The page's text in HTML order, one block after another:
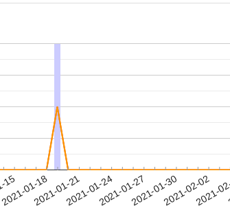
2021-01-182021-01-212021-01-242021-01-272021-01-302021-02-02
2021-